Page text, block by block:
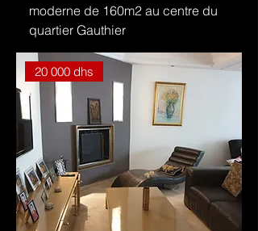
moderne de 160m2 au centre du
quartier Gauthier
20 000 dhs